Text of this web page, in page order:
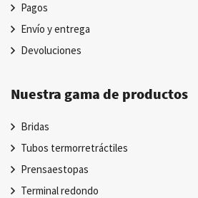
Pagos
Envío y entrega
Devoluciones
Nuestra gama de productos
Bridas
Tubos termorretráctiles
Prensaestopas
Terminal redondo